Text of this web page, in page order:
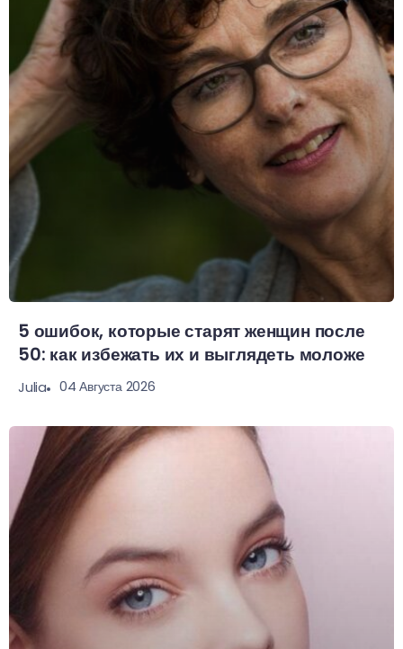
5 ошибок, которые старят женщин после
50: как избежать их и выглядеть моложе
Julia 04 Августа 2026